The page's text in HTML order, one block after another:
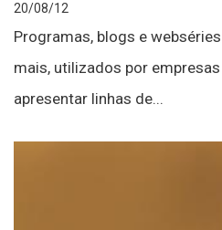
20/08/12
Programas, blogs e
mais, utilizados por
apresentar linhas de...